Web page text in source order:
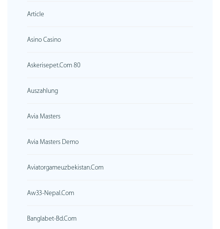
Article
Asino Casino
Askerisepet.com 80
Auszahlung
Avia Masters
Avia Masters Demo
Aviatorgameuzbekistan.com
Aw33-Nepal.com
Banglabet-Bd.com